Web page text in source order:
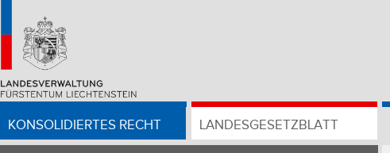
KONSOLIDIERTES RECHT LANDESGESETZBLATT